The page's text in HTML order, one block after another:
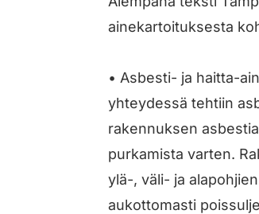
ainekartoituksesta
• Asbesti- ja haitta-
yhteydessä tehtiin
rakennuksen
purkamista varten.
ylä-, väli- ja
aukottomasti